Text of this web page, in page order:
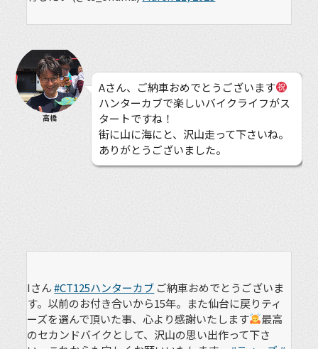
高橋
Aさん、ご納車おめでとうございます
ハンターカブで楽しいバイクライフがス
タートですね！
街に山に海にと、沢山走って下さいね。
ありがとうございました。
Iさん#CT125ハンターカブ ご納車おめでとうございま
す。以前のお付き合いから15年。また仙台に戻りティ
ーズを選んで頂いた事、心より感謝いたします
最高
のセカンドバイクとして、沢山の思い出作って下さ